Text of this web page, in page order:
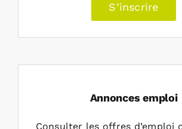
S’inscrire
Annonces emploi
Consulter les offres d’emploi